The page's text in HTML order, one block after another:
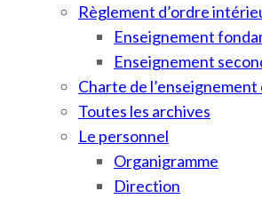
Règlement d’ordre
Enseignement
Enseignement
Charte de
Toutes les archives
Le personnel
Organigramme
Direction